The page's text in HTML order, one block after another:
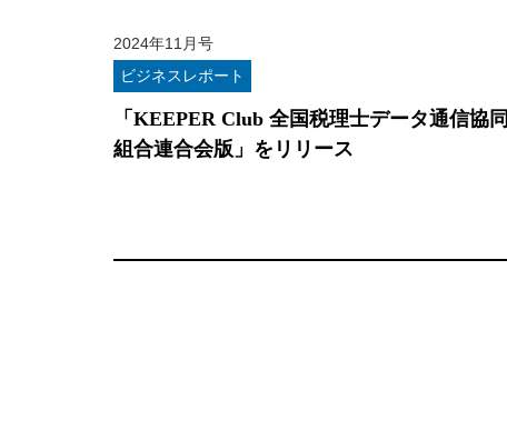
2024年11月号
ビジネスレポート
「KEEPER Club 全国税理士データ通信協同
組合連合会版」をリリース